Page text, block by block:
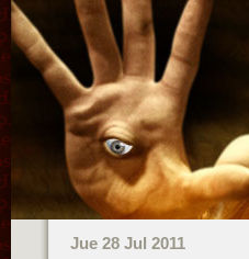
Jue 28 Jul 2011